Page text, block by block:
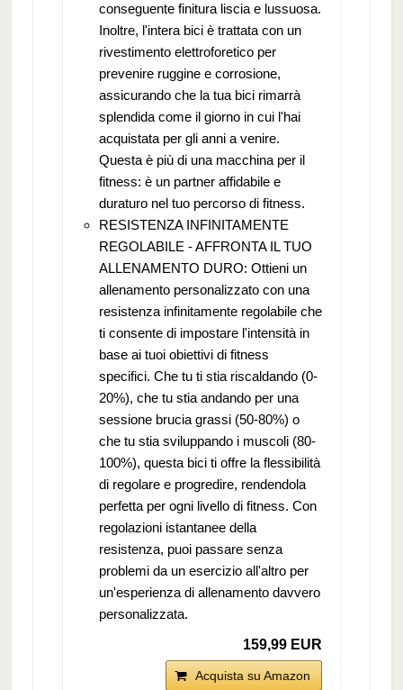
conseguente finitura liscia e lussuosa.
Inoltre, l'intera bici è trattata con un
rivestimento elettroforetico per
prevenire ruggine e corrosione,
assicurando che la tua bici rimarrà
splendida come il giorno in cui l'hai
acquistata per gli anni a venire.
Questa è più di una macchina per il
fitness: è un partner affidabile e
duraturo nel tuo percorso di fitness.
RESISTENZA INFINITAMENTE
REGOLABILE - AFFRONTA IL TUO
ALLENAMENTO DURO: Ottieni un
allenamento personalizzato con una
resistenza infinitamente regolabile che
ti consente di impostare l'intensità in
base ai tuoi obiettivi di fitness
specifici. Che tu ti stia riscaldando (0-
20%), che tu stia andando per una
sessione brucia grassi (50-80%) o
che tu stia sviluppando i muscoli (80-
100%), questa bici ti offre la flessibilità
di regolare e progredire, rendendola
perfetta per ogni livello di fitness. Con
regolazioni istantanee della
resistenza, puoi passare senza
problemi da un esercizio all'altro per
un'esperienza di allenamento davvero
personalizzata.
159,99 EUR
Acquista su Amazon